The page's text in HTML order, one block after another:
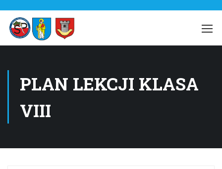
PLAN LEKCJI KLASA
VIII